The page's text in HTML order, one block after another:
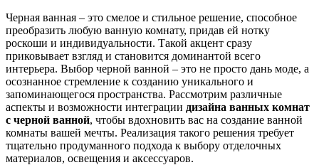
Черная ванная – это смелое и стильное решение, способное
преобразить любую ванную комнату, придав ей нотку
роскоши и индивидуальности. Такой акцент сразу
приковывает взгляд и становится доминантой всего
интерьера. Выбор черной ванной – это не просто дань моде, а
осознанное стремление к созданию уникального и
запоминающегося пространства. Рассмотрим различные
аспекты и возможности интеграции дизайна ванных комнат
с черной ванной, чтобы вдохновить вас на создание ванной
комнаты вашей мечты. Реализация такого решения требует
тщательно продуманного подхода к выбору отделочных
материалов, освещения и аксессуаров.